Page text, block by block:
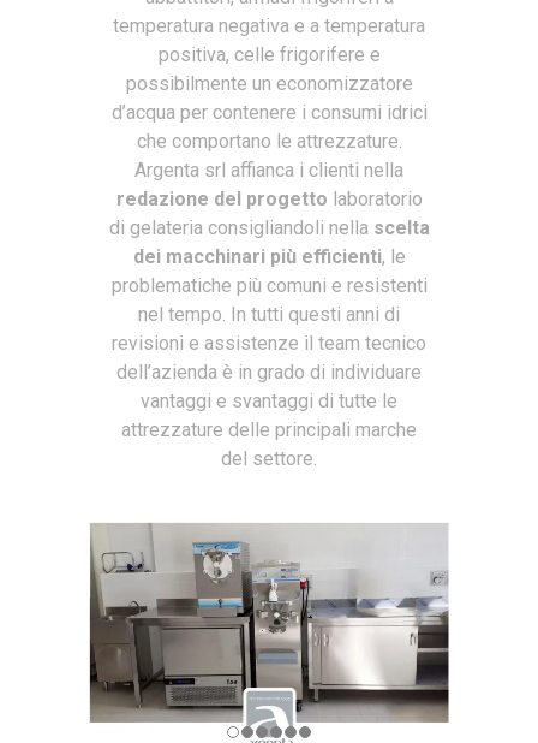
temperatura negativa e a temperatura
positiva, celle frigorifere e
possibilmente un economizzatore
d’acqua per contenere i consumi idrici
che comportano le attrezzature.
Argenta srl affianca i clienti nella
redazione del progetto laboratorio
di gelateria consigliandoli nella scelta
dei macchinari più efficienti, le
problematiche più comuni e resistenti
nel tempo. In tutti questi anni di
revisioni e assistenze il team tecnico
dell’azienda è in grado di individuare
vantaggi e svantaggi di tutte le
attrezzature delle principali marche
del settore.